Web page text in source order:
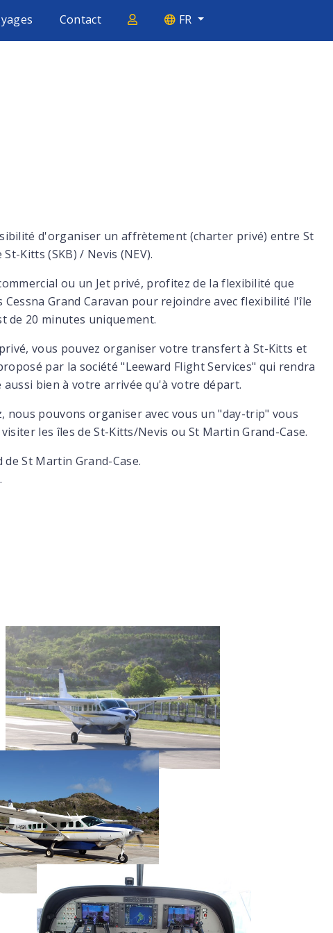
Contact FR
d'organiser un affrètement (charter privé) entre St
Kitts (SKB) / Nevis (NEV).
ou un Jet privé, profitez de la flexibilité que
Grand Caravan pour rejoindre avec flexibilité l'île
de 20 minutes uniquement.
vous pouvez organiser votre transfert à St-Kitts et
par la société "Leeward Flight Services" qui rendra
bien à votre arrivée qu'à votre départ.
nous pouvons organiser avec vous un "day-trip" vous
les îles de St-Kitts/Nevis ou St Martin Grand-Case.
St Martin Grand-Case.